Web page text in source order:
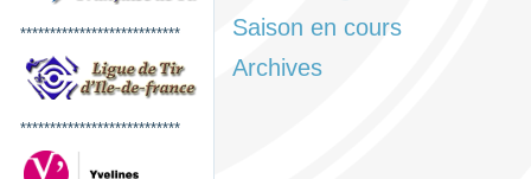
***************************
***************************
Saison en cours
Archives